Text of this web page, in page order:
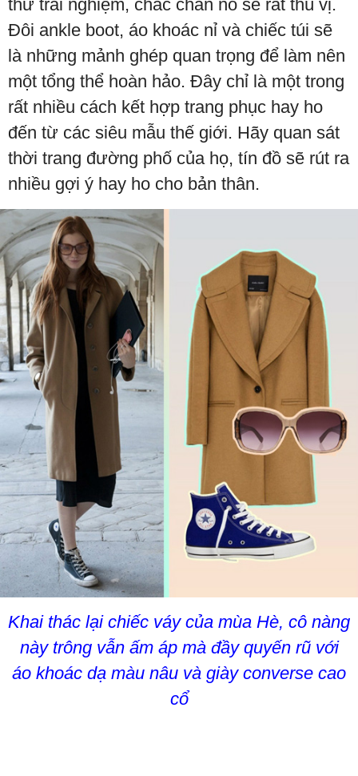
thử trải nghiệm, chắc chắn nó sẽ rất thú vị.
Đôi ankle boot, áo khoác nỉ và chiếc túi sẽ
là những mảnh ghép quan trọng để làm nên
một tổng thể hoàn hảo. Đây chỉ là một trong
rất nhiều cách kết hợp trang phục hay ho
đến từ các siêu mẫu thế giới. Hãy quan sát
thời trang đường phố của họ, tín đồ sẽ rút ra
nhiều gợi ý hay ho cho bản thân.
Khai thác lại chiếc váy của mùa Hè, cô nàng
này trông vẫn ấm áp mà đầy quyến rũ với
áo khoác dạ màu nâu và giày converse cao
cổ